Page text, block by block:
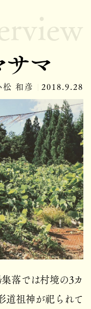
マ
松 和彦 2018.9.28
落では村境の3カ
道祖神が祀られて